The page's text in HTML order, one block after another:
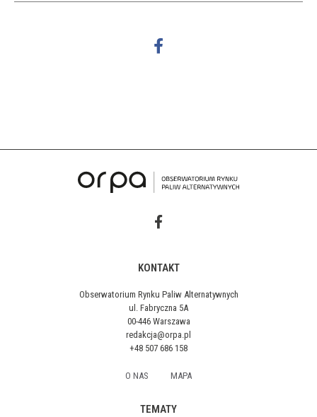
KONTAKT
Obserwatorium Rynku Paliw Alternatywnych
ul. Fabryczna 5A
00-446 Warszawa
redakcja@orpa.pl
+48 507 686 158
O NAS MAPA
TEMATY